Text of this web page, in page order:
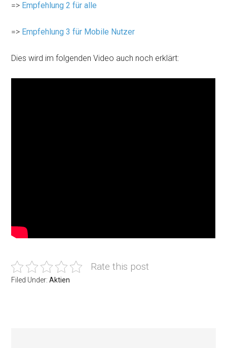
=> Empfehlung 2 für alle
=> Empfehlung 3 für Mobile Nutzer
Dies wird im folgenden Video auch noch erklärt:
Rate this post
Filed Under:Aktien